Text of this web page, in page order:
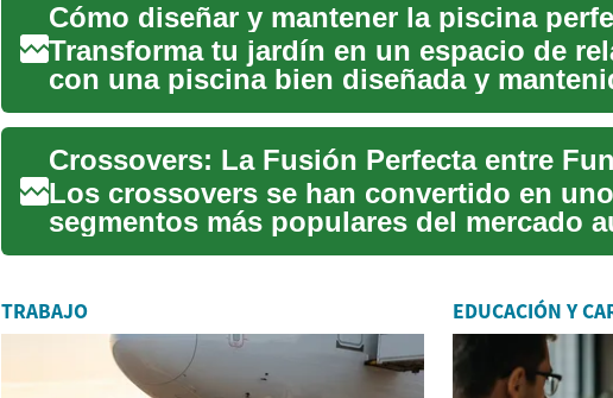
Cómo diseñar y mantener la piscina
Transforma tu jardín en un espacio de
con una piscina bien diseñada y
practica...
Los crossovers se han convertido en
segmentos más populares del mercado
los últimos años. Es...
TRABAJO EDUCACIÓN Y